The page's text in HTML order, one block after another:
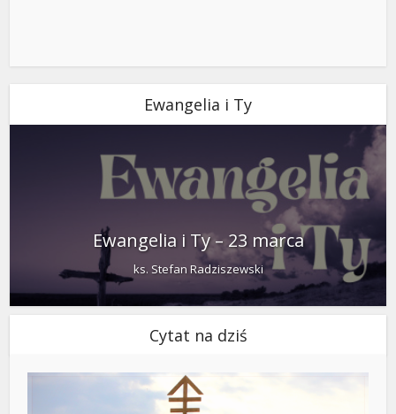
Ewangelia i Ty
Ewangelia i Ty – 23 marca
ks. Stefan Radziszewski
Cytat na dziś